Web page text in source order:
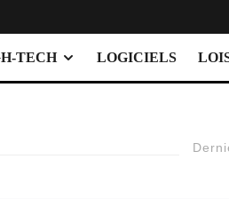
TECH LOGICIELS